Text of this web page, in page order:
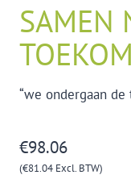
SAMEN
“we ondergaan
€98.06
(€81.04 Excl. BTW)